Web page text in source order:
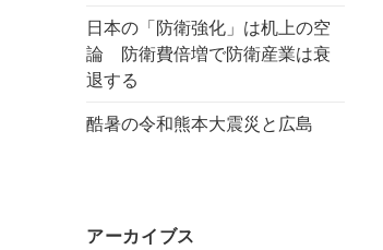
日本の「防衛強化」は机上の空
論 防衛費倍増で防衛産業は衰
退する
酷暑の令和熊本大震災と広島
アーカイブス